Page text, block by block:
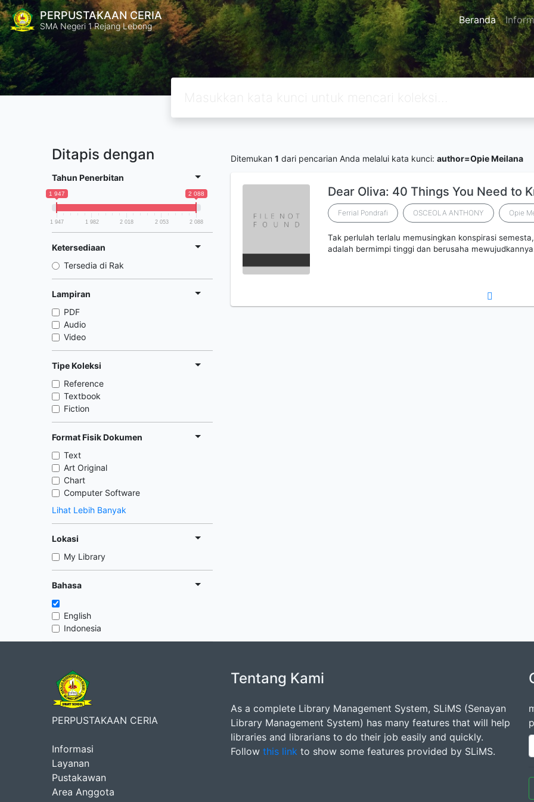
PERPUSTAKAAN CERIA
SMA Negeri 1 Rejang Lebong Beranda
Ditapis dengan
Tahun Penerbitan
1 947 2 088
1 947 1 982 2 018 2 053 2 088
Ketersediaan
Tersedia di Rak
Lampiran
PDF
Audio
Video
Tipe Koleksi
Reference
Textbook
Fiction
Format Fisik Dokumen
Text
Art Original
Chart
Computer Software
Lihat Lebih Banyak
Lokasi
My Library
Bahasa
English
Indonesia
Ditemukan 1 dari pencarian Anda melalui kata kunci: author=Opie Meilana
Dear Oliva: 40 Things You Need to
Ferrial Pondrafi OSCEOLA ANTHONY Opie
Tak perlulah terlalu memusingkan konspirasi
adalah bermimpi tinggi dan berusaha
PERPUSTAKAAN CERIA
Informasi
Layanan
Pustakawan
Area Anggota
Tentang Kami
As a complete Library Management System, SLiMS (Senayan
Library Management System) has many features that will help
libraries and librarians to do their job easily and quickly.
Follow this link to show some features provided by SLiMS.